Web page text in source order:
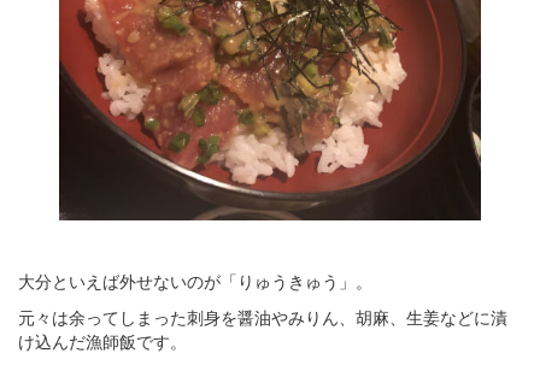
大分といえば外せないのが「りゅうきゅう」。
元々は余ってしまった刺身を醤油やみりん、胡麻、生姜などに漬
け込んだ漁師飯です。